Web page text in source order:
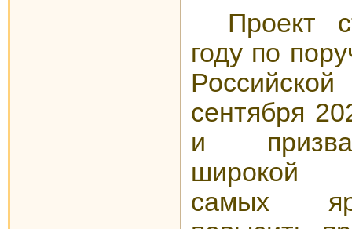
Проект
году по
сентября
и
широкой
самых